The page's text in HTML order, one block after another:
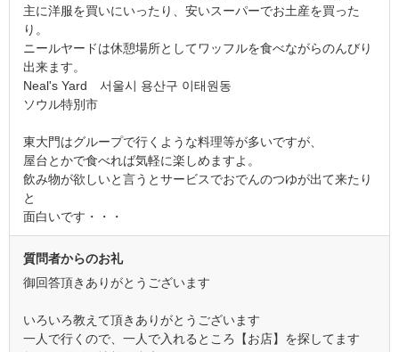
主に洋服を買いにいったり、安いスーパーでお土産を買った
り。
ニールヤードは休憩場所としてワッフルを食べながらのんびり
出来ます。
Neal's Yard 서울시 용산구 이태원동
ソウル特別市
東大門はグループで行くような料理等が多いですが、
屋台とかで食べれば気軽に楽しめますよ。
飲み物が欲しいと言うとサービスでおでんのつゆが出て来たり
と
面白いです・・・
質問者からのお礼
御回答頂きありがとうございます
いろいろ教えて頂きありがとうございます
一人で行くので、一人で入れるところ【お店】を探してます